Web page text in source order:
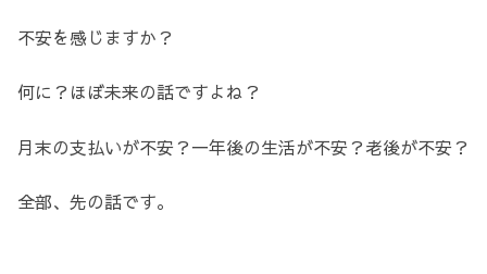
不安を感じますか？
何に？ほぼ未来の話ですよね？
月末の支払いが不安？一年後の生活が不安？老後が不安？
全部、先の話です。